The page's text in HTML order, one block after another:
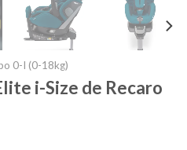
0-I (0-18kg)
i-Size de Recaro